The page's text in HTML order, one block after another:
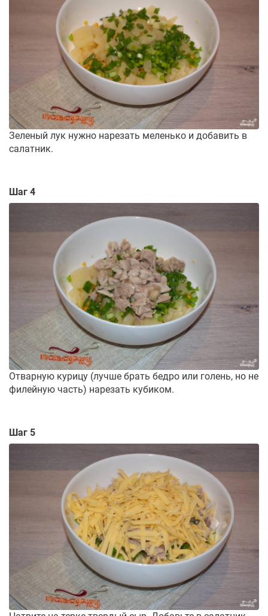
Зеленый лук нужно нарезать меленько и добавить в
салатник.
Шаг 4
Отварную курицу (лучше брать бедро или голень, но не
филейную часть) нарезать кубиком.
Шаг 5